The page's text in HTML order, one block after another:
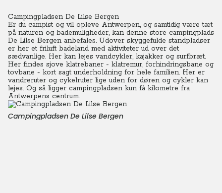
Campingpladsen De Lilse Bergen
Er du campist og vil opleve Antwerpen, og samtidig være tæt
på naturen og bademuligheder, kan denne store campingplads
De Lilse Bergen anbefales. Udover skyggefulde standpladser
er her et friluft badeland med aktiviteter ud over det
sædvanlige. Her kan lejes vandcykler, kajakker og surfbræt.
Her findes sjove klatrebaner - klatremur, forhindringsbane og
tovbane - kort sagt underholdning for hele familien. Her er
vandreruter og cykelruter lige uden for døren og cykler kan
lejes. Og så ligger campingpladsen kun få kilometre fra
Antwerpens centrum.
Campingpladsen De Lilse Bergen